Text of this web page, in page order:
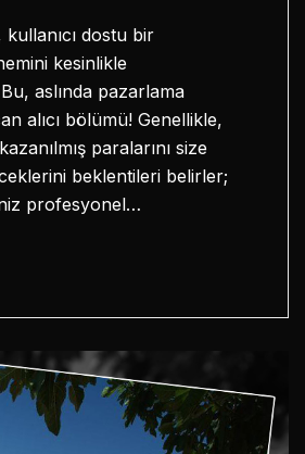
kullanıcı dostu bir
kesinlikle
aslında pazarlama
alıcı bölümü! Genellikle,
paralarını size
beklentileri belirler;
profesyonel…